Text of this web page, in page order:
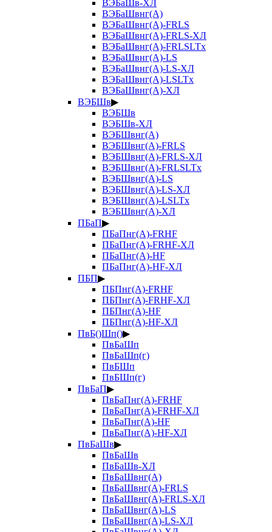
ВЭБаШв-ХЛ
ВЭБаШвнг(А)
ВЭБаШвнг(А)-FRLS
ВЭБаШвнг(А)-FRLS-ХЛ
ВЭБаШвнг(А)-FRLSLTx
ВЭБаШвнг(А)-LS
ВЭБаШвнг(А)-LS-ХЛ
ВЭБаШвнг(А)-LSLTx
ВЭБаШвнг(А)-ХЛ
ВЭБШв▶
ВЭБШв
ВЭБШв-ХЛ
ВЭБШвнг(А)
ВЭБШвнг(А)-FRLS
ВЭБШвнг(А)-FRLS-ХЛ
ВЭБШвнг(А)-FRLSLTx
ВЭБШвнг(А)-LS
ВЭБШвнг(А)-LS-ХЛ
ВЭБШвнг(А)-LSLTx
ВЭБШвнг(А)-ХЛ
ПБаП▶
ПБаПнг(А)-FRHF
ПБаПнг(А)-FRHF-ХЛ
ПБаПнг(А)-HF
ПБаПнг(А)-HF-ХЛ
ПБП▶
ПБПнг(А)-FRHF
ПБПнг(А)-FRHF-ХЛ
ПБПнг(А)-HF
ПБПнг(А)-HF-ХЛ
ПвБ()Шп()▶
ПвБаШп
ПвБаШп(г)
ПвБШп
ПвБШп(г)
ПвБаП▶
ПвБаПнг(А)-FRHF
ПвБаПнг(А)-FRHF-ХЛ
ПвБаПнг(А)-HF
ПвБаПнг(А)-HF-ХЛ
ПвБаШв▶
ПвБаШв
ПвБаШв-ХЛ
ПвБаШвнг(А)
ПвБаШвнг(А)-FRLS
ПвБаШвнг(А)-FRLS-ХЛ
ПвБаШвнг(А)-LS
ПвБаШвнг(А)-LS-ХЛ